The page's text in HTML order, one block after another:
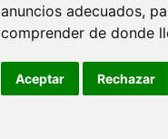
anuncios adecuados,
comprender de donde
Aceptar Rechazar